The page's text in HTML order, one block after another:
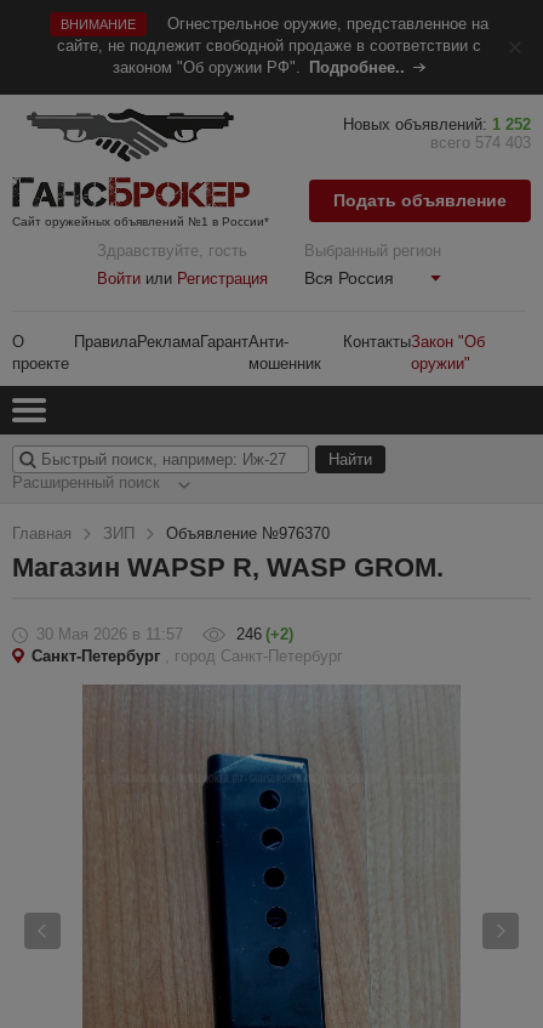
ВНИМАНИЕ
Огнестрельное оружие, представленное на
сайте, не подлежит свободной продаже в соответствии с
законом "Об оружии РФ".
Подробнее..
Сайт оружейных объявлений №1 в России*
Здравствуйте, гость
Войти или Регистрация
Выбранный регион
Вся Россия
О
проекте
ПравилаРекламаГарантАнти-
мошенник
КонтактыЗакон "Об
оружии"
Новых объявлений: 1 252
всего 574 403
Подать объявление
Расширенный поиск
Главная ЗИП Объявление №976370
Магазин WAPSP R, WASP GROM.
30 Мая 2026 в 11:57 246 (+2)
Санкт-Петербург , город Санкт-Петербург